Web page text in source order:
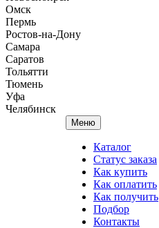
Омск
Пермь
Ростов-на-Дону
Самара
Саратов
Тольятти
Тюмень
Уфа
Челябинск
Меню
Каталог
Статус заказа
Как купить
Как оплатить
Как получить
Подбор
Контакты